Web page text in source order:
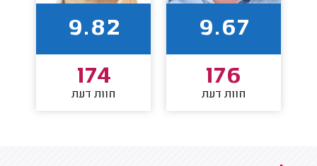
9.67
176
חוות דעת
9.82
174
חוות דעת